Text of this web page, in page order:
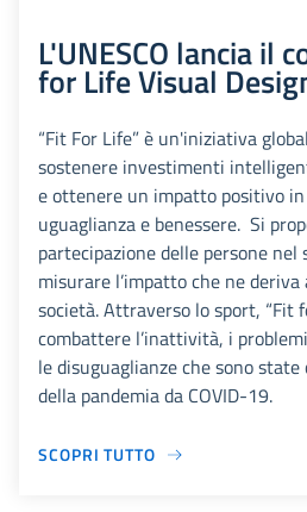
L'UNESCO lancia il
for Life Visual
“Fit For Life” è un'iniziativa
sostenere investimenti
e ottenere un impatto positivo
uguaglianza e benessere. Si
partecipazione delle persone
misurare l’impatto che ne deriva
società. Attraverso lo sport, “Fit
combattere l’inattività, i
le disuguaglianze che sono state
della pandemia da COVID-19.
SCOPRI TUTTO